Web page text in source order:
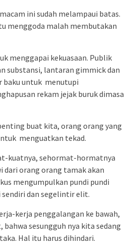
ini sudah melampaui batas.
menggoda malah membutakan
menggapai kekuasaan. Publik
substansi, lantaran gimmick dan
baku untuk menutupi
rekam jejak buruk dimasa
buat kita, orang orang yang
menguatkan tekad.
kuatnya, sehormat-hormatnya
dari orang orang tamak akan
mengumpulkan pundi pundi
sendiri dan segelintir elit.
kerja penggalangan ke bawah,
sesungguh nya kita sedang
Hal itu harus dihindari.